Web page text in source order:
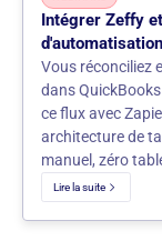
Intégrer Zeffy
Vous réconciliez
dans
ce flux avec
architecture de
manuel, zéro
Lire la suite